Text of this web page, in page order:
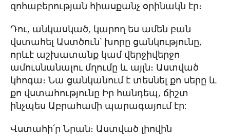
զոհաբերության հիասքանչ օրինակն էր։
Դու, անկասկած, կարող ես ամեն բան
վստահել Աստծուն՝ խորը ցանկությունը,
որևէ աշխատանք կամ վերջիվերջո
ամուսնանալու մղումը և այլն։ Աստված
կհոգա։ Նա ցանկանում է տեսնել քո սերը և
քո վստահությունը Իր հանդեպ, ճիշտ
ինչպես Աբրահամի պարագայում էր:
Վստահի՛ր Նրան։ Աստված լիովին